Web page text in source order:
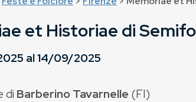
et Historiae di
al14/09/2025
di Barberino Tavarnelle (FI)